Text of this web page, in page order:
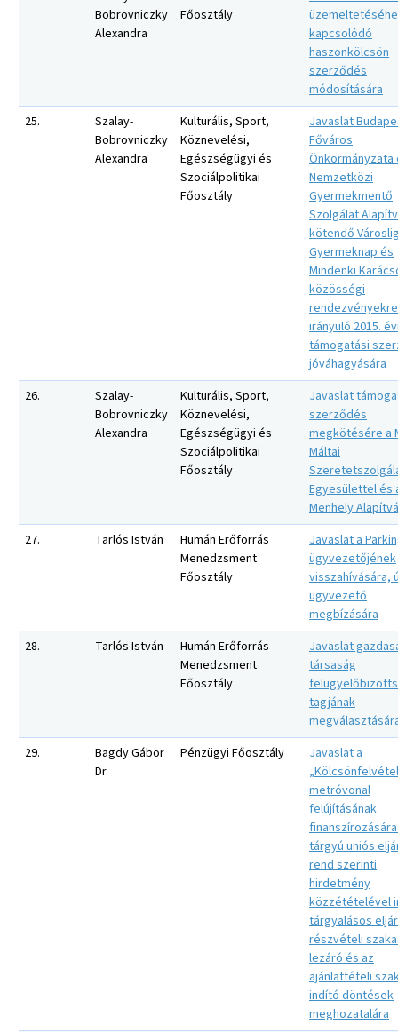
Bobrovniczky
Alexandra
Főosztály
kapcsolódó
haszonkölcsön
szerződés
módosítására
25.
Szalay-
Bobrovniczky
Alexandra
Kulturális, Sport,
Köznevelési,
Egészségügyi és
Szociálpolitikai
Főosztály
Javaslat
Főváros
Önkormányzata
Nemzetközi
Gyermekmentő
Szolgálat
kötendő
Gyermeknap és
Mindenki
közösségi
rendezvényekre
irányuló 2015.
támogatási
jóváhagyására
26.
Szalay-
Bobrovniczky
Alexandra
Kulturális, Sport,
Köznevelési,
Egészségügyi és
Szociálpolitikai
Főosztály
Javaslat
szerződés
megkötésére a
Máltai
Egyesülettel és
Menhely
27.
Tarlós István
Humán Erőforrás
Menedzsment
Főosztály
Javaslat a
ügyvezetőjének
visszahívására,
ügyvezető
megbízására
28.
Tarlós István
Humán Erőforrás
Menedzsment
Főosztály
Javaslat
társaság
tagjának
29.
Bagdy Gábor
Dr.
Pénzügyi Főosztály
Javaslat a
metróvonal
felújításának
tárgyú uniós
rend szerinti
hirdetmény
közzétételével
tárgyalásos
részvételi
lezáró és az
ajánlattételi
indító döntések
meghozatalára